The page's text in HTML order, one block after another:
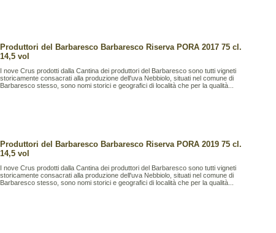
Produttori del Barbaresco Barbaresco Riserva PORA 2017 75 cl.
14,5 vol
I nove Crus prodotti dalla Cantina dei produttori del Barbaresco sono tutti vigneti
storicamente consacrati alla produzione dell'uva Nebbiolo, situati nel comune di
Barbaresco stesso, sono nomi storici e geografici di località che per la qualità...
Produttori del Barbaresco Barbaresco Riserva PORA 2019 75 cl.
14,5 vol
I nove Crus prodotti dalla Cantina dei produttori del Barbaresco sono tutti vigneti
storicamente consacrati alla produzione dell'uva Nebbiolo, situati nel comune di
Barbaresco stesso, sono nomi storici e geografici di località che per la qualità...